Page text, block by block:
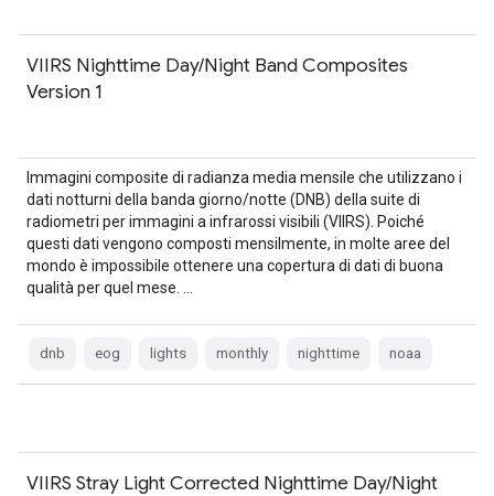
VIIRS Nighttime Day/Night Band Composites
Version 1
Immagini composite di radianza media mensile che utilizzano i
dati notturni della banda giorno/notte (DNB) della suite di
radiometri per immagini a infrarossi visibili (VIIRS). Poiché
questi dati vengono composti mensilmente, in molte aree del
mondo è impossibile ottenere una copertura di dati di buona
qualità per quel mese. …
dnb eog lights monthly nighttime noaa
VIIRS Stray Light Corrected Nighttime Day/Night